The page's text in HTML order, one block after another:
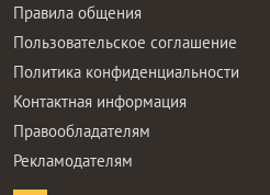
Правила общения
Пользовательское соглашение
Политика конфиденциальности
Контактная информация
Правообладателям
Рекламодателям